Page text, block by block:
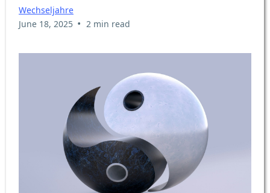
Wechseljahre
June 18, 2025 • 2 min read